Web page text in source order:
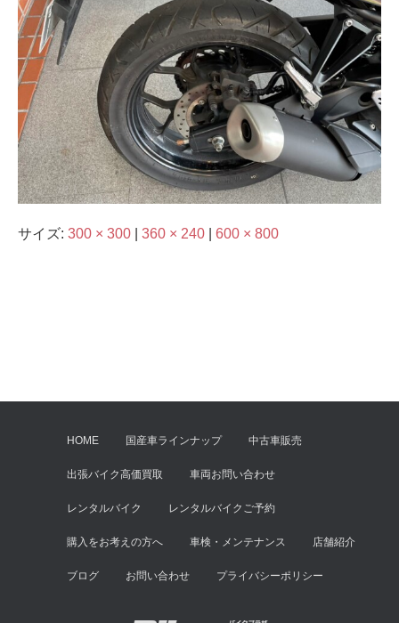
サイズ: 300 × 300 360 × 240 600 × 800
HOME 国産車ラインナップ 中古車販売
出張バイク高価買取 車両お問い合わせ
レンタルバイク レンタルバイクご予約
購入をお考えの方へ 車検・メンテナンス 店舗紹介
ブログ お問い合わせ プライバシーポリシー